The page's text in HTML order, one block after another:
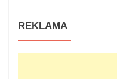
REKLAMA